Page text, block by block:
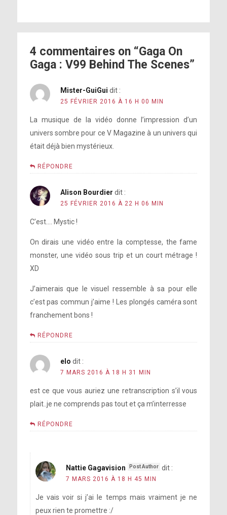
4 commentaires on “Gaga On
Gaga : V99 Behind The Scenes”
Mister-GuiGui dit :
25 FÉVRIER 2016 À 16 H 00 MIN
La musique de la vidéo donne l’impression d’un
univers sombre pour ce V Magazine à un univers qui
était déjà bien mystérieux.
RÉPONDRE
Alison Bourdier dit :
25 FÉVRIER 2016 À 22 H 06 MIN
C’est…. Mystic !
On dirais une vidéo entre la comptesse, the fame
monster, une vidéo sous trip et un court métrage !
XD
J’aimerais que le visuel ressemble à sa pour elle
c’est pas commun j’aime ! Les plongés caméra sont
franchement bons !
RÉPONDRE
elo dit :
7 MARS 2016 À 18 H 31 MIN
est ce que vous auriez une retranscription s’il vous
plait..je ne comprends pas tout et ça m’interresse
RÉPONDRE
Nattie Gagavision dit :
7 MARS 2016 À 18 H 45 MIN
Je vais voir si j’ai le temps mais vraiment je ne
peux rien te promettre :/